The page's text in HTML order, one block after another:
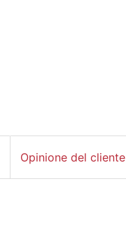
Opinione del cliente